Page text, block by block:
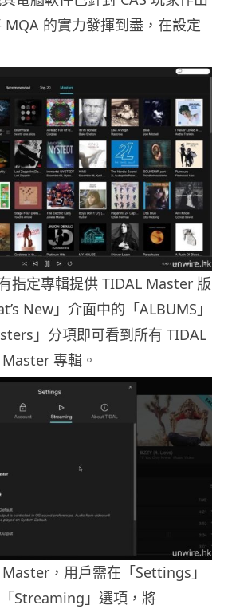
MQA 的實力發揮到盡，在設定
指定專輯提供 TIDAL Master 版
New」介面中的「ALBUMS」
」分項即可看到所有 TIDAL
Master 專輯。
，用戶需在「Settings」
Streaming」選項，將